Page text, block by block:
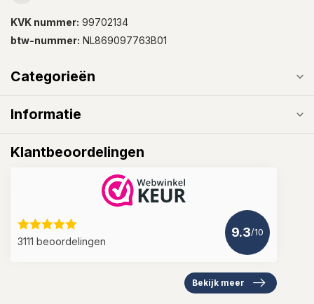
KVK nummer: 99702134
btw-nummer: NL869097763B01
Categorieën
Informatie
Klantbeoordelingen
3111 beoordelingen
9.3/10
Bekijk meer